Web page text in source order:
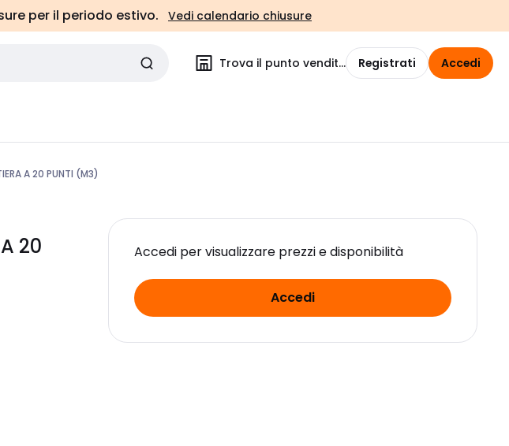
per il periodo estivo. Vedi calendario chiusure
Trova il punto vendita Registrati Accedi
A 20 PUNTI (M3)
20
Accedi per visualizzare prezzi e disponibilità
Accedi